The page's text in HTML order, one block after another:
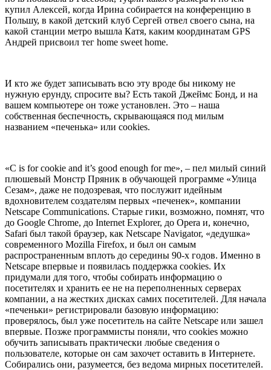
купил Алексей, когда Ирина собирается на конференцию в
Польшу, в какой детский клуб Сергей отвел своего сына, на
какой станции метро вышла Катя, каким координатам GPS
Андрей присвоил тег home sweet home.
И кто же будет записывать всю эту вроде бы никому не
нужную ерунду, спросите вы? Есть такой Джеймс Бонд, и на
вашем компьютере он тоже установлен. Это – наша
собственная беспечность, скрывающаяся под милым
названием «печенька» или cookies.
«C is for cookie and it’s good enough for me», – пел милый синий
плюшевый Монстр Пряник в обучающей программе «Улица
Сезам», даже не подозревая, что послужит идейным
вдохновителем создателям первых «печенек», компании
Netscape Communications. Старые гики, возможно, помнят, что
до Google Chrome, до Internet Explorer, до Opera и, конечно,
Safari был такой браузер, как Netscape Navigator, «дедушка»
современного Mozilla Firefox, и был он самым
распространенным вплоть до середины 90-х годов. Именно в
Netscape впервые и появилась поддержка cookies. Их
придумали для того, чтобы собирать информацию о
посетителях и хранить ее не на переполненных серверах
компании, а на жестких дисках самих посетителей. Для начала
«печеньки» регистрировали базовую информацию:
проверялось, был уже посетитель на сайте Netscape или зашел
впервые. Позже программисты поняли, что cookies можно
обучить записывать практически любые сведения о
пользователе, которые он сам захочет оставить в Интернете.
Собирались они, разумеется, без ведома мирных посетителей.